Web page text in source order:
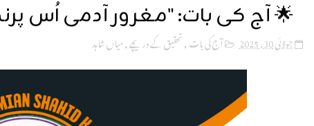
🌟 آج کی بات: "مغرور آدمی اُس
جولائی 30, 2025 آج کی بات,تحقیق کے دریچے,میاں شاہد